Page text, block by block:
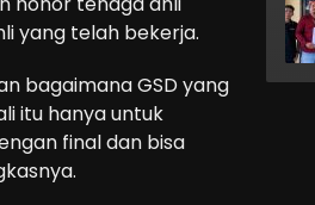
yang telah bekerja.
bagaimana GSD yang
itu hanya untuk
final dan bisa